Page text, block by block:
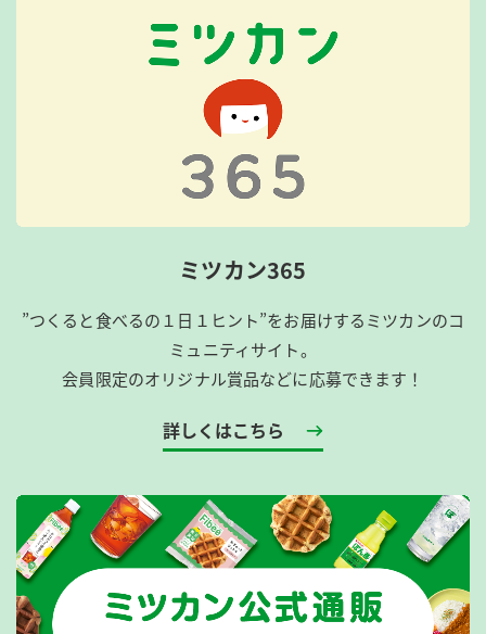
ミツカン365
”つくると食べるの１日１ヒント”をお届けするミツカンのコ
ミュニティサイト。
会員限定のオリジナル賞品などに応募できます！
詳しくはこちら